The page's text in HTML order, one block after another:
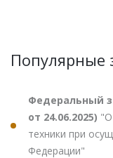
Популярные
Федеральный
от 24.06.2025) "О
техники при
Федерации"